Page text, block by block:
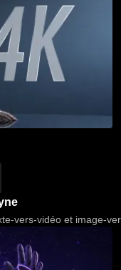
vers-vidéo et image-